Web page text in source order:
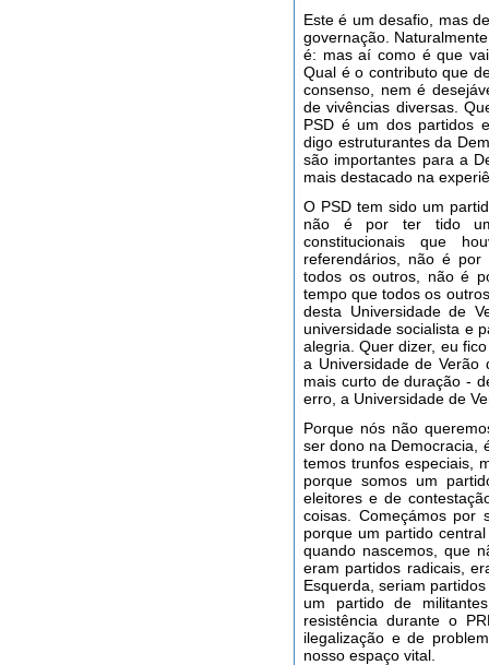
Este é um desafio, mas
governação.
é: mas aí como é que
Qual é o contributo que
consenso, nem é
de vivências diversas.
PSD é um dos partidos
digo estruturantes da
são importantes para a
mais destacado na
O PSD tem sido um
não é por ter tido
constitucionais que
referendários, não é
todos os outros, não é
tempo que todos os
desta Universidade de
universidade socialista e
alegria. Quer dizer, eu
a Universidade de
mais curto de duração -
erro, a Universidade de
Porque nós não
ser dono na Democracia,
temos trunfos especiais,
porque somos um
eleitores e de
coisas. Começámos
porque um partido
quando nascemos, que
eram partidos radicais,
Esquerda, seriam
um partido de
resistência durante o
ilegalização e de
nosso espaço vital.